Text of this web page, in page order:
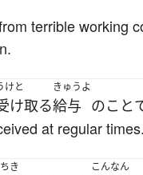
terrible working
けと
け取る
きゅうよ
給与 のこと
at regular times.
き こんなん